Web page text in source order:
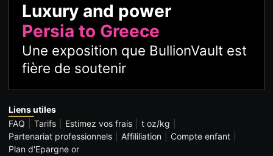
Luxury and power
Persia to Greece
Une exposition que BullionVault est
fière de soutenir
Liens utiles
FAQ
Tarifs Estimez vos frais
t oz/kg
Partenariat professionnels
Affililiation
Compte enfant
Plan d'Epargne or